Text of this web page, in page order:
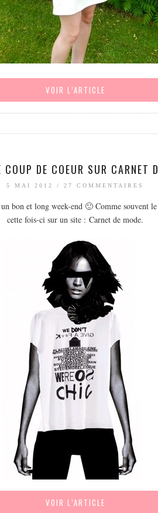
VOIR L’ARTICLE
COUP DE COEUR SUR CARNET
5 MAI 2012 /27 COMMENTAIRES
bon et long week-end 🙂 Comme souvent
cette fois-ci sur un site : Carnet de mode.
VOIR L’ARTICLE